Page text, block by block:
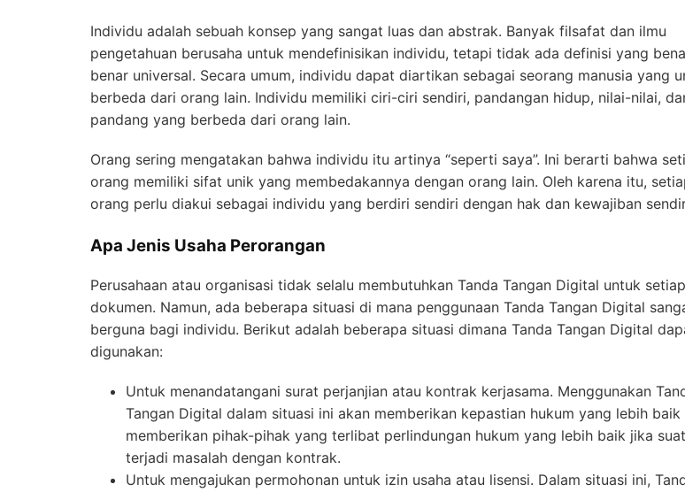
Individu adalah sebuah konsep yang sangat luas dan abstrak. Banyak filsafat dan ilmu
pengetahuan berusaha untuk mendefinisikan individu, tetapi tidak ada definisi yang
benar universal. Secara umum, individu dapat diartikan sebagai seorang manusia yang
berbeda dari orang lain. Individu memiliki ciri-ciri sendiri, pandangan hidup, nilai-nilai,
pandang yang berbeda dari orang lain.
Orang sering mengatakan bahwa individu itu artinya “seperti saya”. Ini berarti bahwa
orang memiliki sifat unik yang membedakannya dengan orang lain. Oleh karena itu,
orang perlu diakui sebagai individu yang berdiri sendiri dengan hak dan kewajiban
Apa Jenis Usaha Perorangan
Perusahaan atau organisasi tidak selalu membutuhkan Tanda Tangan Digital untuk setiap
dokumen. Namun, ada beberapa situasi di mana penggunaan Tanda Tangan Digital
berguna bagi individu. Berikut adalah beberapa situasi dimana Tanda Tangan Digital
digunakan:
Untuk menandatangani surat perjanjian atau kontrak kerjasama. Menggunakan
Tangan Digital dalam situasi ini akan memberikan kepastian hukum yang lebih baik
memberikan pihak-pihak yang terlibat perlindungan hukum yang lebih baik jika
terjadi masalah dengan kontrak.
Untuk mengajukan permohonan untuk izin usaha atau lisensi. Dalam situasi ini,